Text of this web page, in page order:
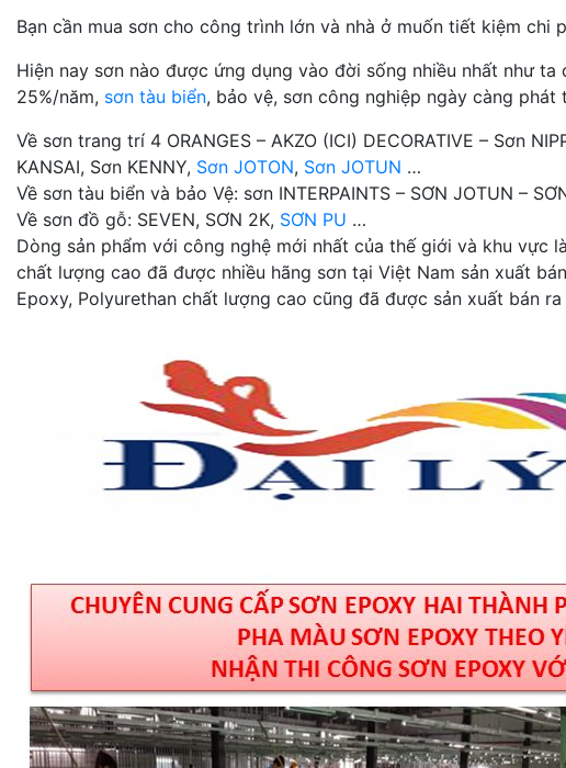
Bạn cần mua sơn cho công trình lớn và nhà ở muốn tiết kiệm chi
Hiện nay sơn nào được ứng dụng vào đời sống nhiều nhất như
25%/năm, sơn tàu biển, bảo vệ, sơn công nghiệp ngày càng
Về sơn trang trí 4 ORANGES – AKZO (ICI) DECORATIVE – Sơn
KANSAI, Sơn KENNY, Sơn JOTON, Sơn JOTUN …
Về sơn tàu biển và bảo Vệ: sơn INTERPAINTS – SƠN JOTUN –
Về sơn đồ gỗ: SEVEN, SƠN 2K, SƠN PU …
Dòng sản phẩm với công nghệ mới nhất của thế giới và khu
chất lượng cao đã được nhiều hãng sơn tại Việt Nam sản xuất
Epoxy, Polyurethan chất lượng cao cũng đã được sản xuất bán